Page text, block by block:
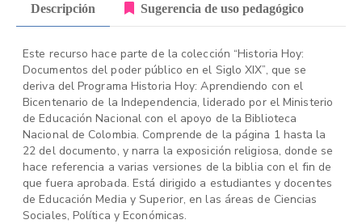
Descripción Sugerencia de uso pedagógico
Este recurso hace parte de la colección “Historia Hoy:
Documentos del poder público en el Siglo XIX”, que se
deriva del Programa Historia Hoy: Aprendiendo con el
Bicentenario de la Independencia, liderado por el Ministerio
de Educación Nacional con el apoyo de la Biblioteca
Nacional de Colombia. Comprende de la página 1 hasta la
22 del documento, y narra la exposición religiosa, donde se
hace referencia a varias versiones de la biblia con el fin de
que fuera aprobada. Está dirigido a estudiantes y docentes
de Educación Media y Superior, en las áreas de Ciencias
Sociales, Política y Económicas.